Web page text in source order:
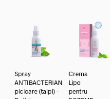
Spray
ANTIBACTERIAN
picioare (talpi) –
Crema
Lipo
pentru